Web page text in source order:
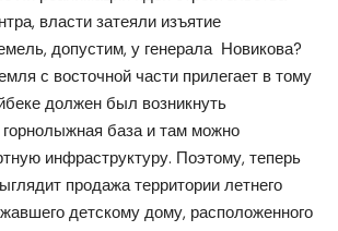
власти затеяли изъятие
допустим, у генерала Новикова?
с восточной части прилегает в тому
должен был возникнуть
база и там можно
инфраструктуру. Поэтому, теперь
продажа территории летнего
детскому дому, расположенного